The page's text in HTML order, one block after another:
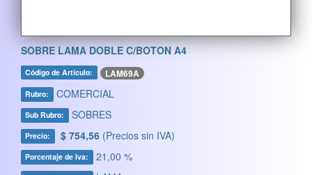
SOBRE LAMA DOBLE C/BOTON A4
Código de Artículo: LAM69A
Rubro: COMERCIAL
Sub Rubro: SOBRES
Precio: $ 754,56 (Precios sin IVA)
Porcentaje de Iva: 21,00 %